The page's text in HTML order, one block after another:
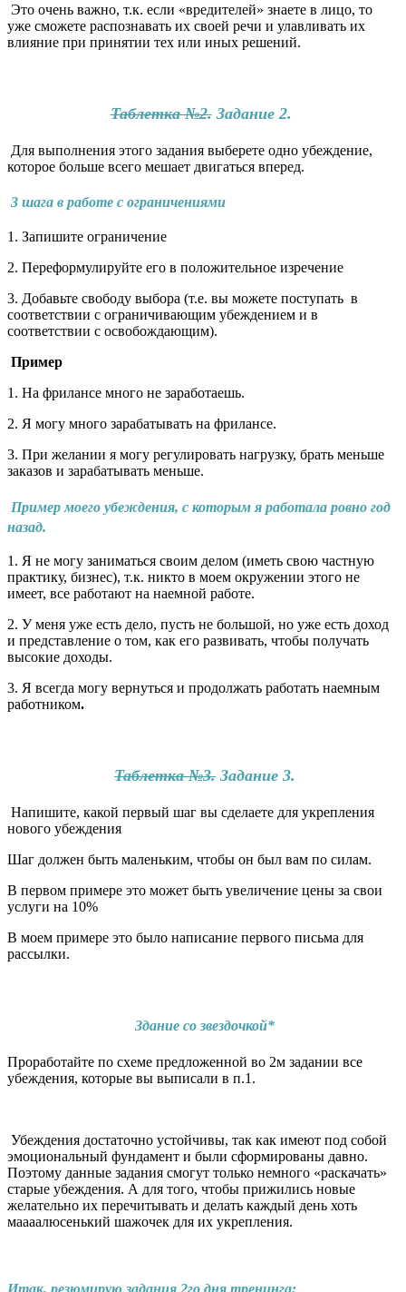
Это очень важно, т.к. если «вредителей» знаете в лицо, то
уже сможете распознавать их своей речи и улавливать их
влияние при принятии тех или иных решений.
Таблетка №2.Задание 2.
Для выполнения этого задания выберете одно убеждение,
которое больше всего мешает двигаться вперед.
3 шага в работе с ограничениями
1. Запишите ограничение
2. Переформулируйте его в положительное изречение
3. Добавьте свободу выбора (т.е. вы можете поступать в
соответствии с ограничивающим убеждением и в
соответствии с освобождающим).
Пример
1. На фрилансе много не заработаешь.
2. Я могу много зарабатывать на фрилансе.
3. При желании я могу регулировать нагрузку, брать меньше
заказов и зарабатывать меньше.
Пример моего убеждения, с которым я работала ровно год
назад.
1. Я не могу заниматься своим делом (иметь свою частную
практику, бизнес), т.к. никто в моем окружении этого не
имеет, все работают на наемной работе.
2. У меня уже есть дело, пусть не большой, но уже есть доход
и представление о том, как его развивать, чтобы получать
высокие доходы.
3. Я всегда могу вернуться и продолжать работать наемным
работником.
Таблетка №3. Задание 3.
Напишите, какой первый шаг вы сделаете для укрепления
нового убеждения
Шаг должен быть маленьким, чтобы он был вам по силам.
В первом примере это может быть увеличение цены за свои
услуги на 10%
В моем примере это было написание первого письма для
рассылки.
Здание со звездочкой*
Проработайте по схеме предложенной во 2м задании все
убеждения, которые вы выписали в п.1.
Убеждения достаточно устойчивы, так как имеют под собой
эмоциональный фундамент и были сформированы давно.
Поэтому данные задания смогут только немного «раскачать»
старые убеждения. А для того, чтобы прижились новые
желательно их перечитывать и делать каждый день хоть
маааалюсенький шажочек для их укрепления.
Итак, резюмирую задания 2го дня тренинга: